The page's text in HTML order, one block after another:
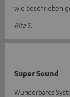
wie beschrieben
Rita S.
Super Sound
Wunderbares